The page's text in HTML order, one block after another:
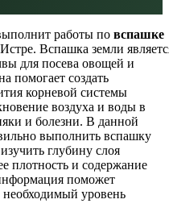
работы по вспашке
Вспашка земли
для посева овощей и
помогает создать
корневой системы
воздуха и воды в
и болезни. В данной
выполнить вспашку
глубину слоя
плотность и содержание
поможет
уровень